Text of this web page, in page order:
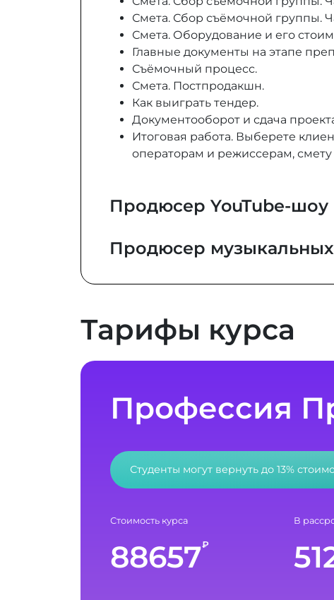
Смета. Сбор съёмочной группы.
Смета. Оборудование и его
Главные документы на этапе
Съёмочный процесс.
Смета. Постпродакшн.
Как выиграть тендер.
Документооборот и сдача
Итоговая работа. Выберете
операторам и режиссерам,
Продюсер YouTube-шоу
Продюсер
Тарифы курса
Профессия
Студенты могут вернуть до 13%
Стоимость курса
88657₽
В